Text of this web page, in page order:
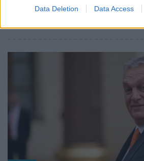
Data Deletion Data Access
szavazói